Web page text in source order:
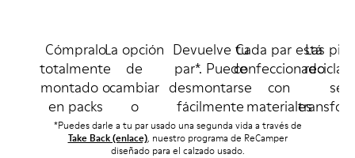
Cómpralo
totalmente
montado o
en packs
por
separado.
La opción
de
cambiar
o
sustituir
piezas
Devuelve tu
par*. Puede
desmontarse
fácilmente
para
reciclarse.
Cada par está
confeccionado
con
materiales
reciclados y
reciclables.
Las
se
*Puedes darle a tu par usado una segunda vida a través de
Take Back (enlace), nuestro programa de ReCamper
diseñado para el calzado usado.